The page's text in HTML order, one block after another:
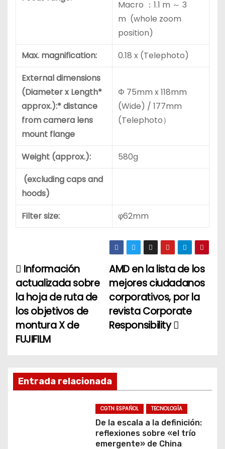
Macro ：1.1 m ～ 3
m (whole zoom
position)
Max. magnification:
0.18 x (Telephoto)
External dimensions
(Diameter x Length*
approx.):* distance
from camera lens
mount flange
Φ 75mm x 118mm
(Wide) / 177mm
(Telephoto）
Weight (approx.):
580g
(excluding caps and
hoods)
Filter size:
φ62mm
N
a
v
e
a
AMD en la lista de los
mejores ciudadanos
corporativos, por la
revista Corporate
Responsibility
Información
actualizada sobre
la hoja de ruta de
los objetivos de
montura X de
FUJIFILM
Entrada relacionada
CGTN ESPAÑOL TECNOLOGÍA
De la escala a la definición:
reflexiones sobre «el trío
emergente» de China